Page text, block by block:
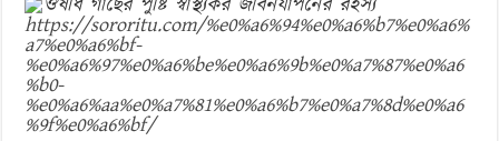
https://sororitu.com/%e0%a6%94%e0%a6%b7%e0%a6%
a7%e0%a6%bf-
%e0%a6%97%e0%a6%be%e0%a6%9b%e0%a7%87%e0%a6
%b0-
%e0%a6%aa%e0%a7%81%e0%a6%b7%e0%a7%8d%e0%a6
%9f%e0%a6%bf/